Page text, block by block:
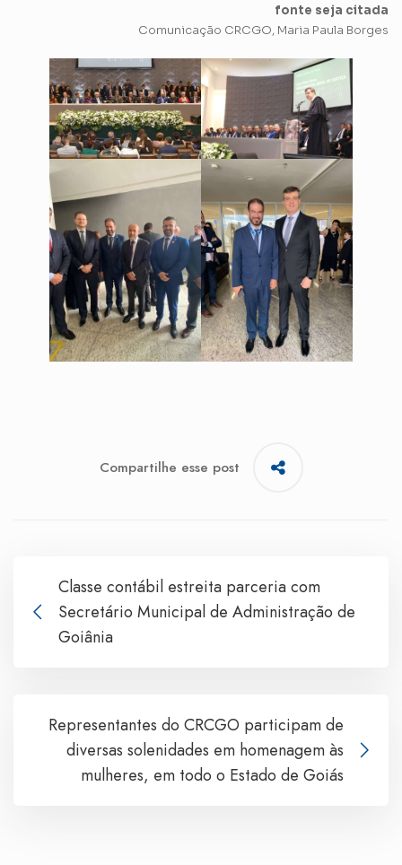
fonte seja citada
Comunicação CRCGO, Maria Paula Borges
Compartilhe esse post
Classe contábil estreita parceria com
Secretário Municipal de Administração de
Goiânia
Representantes do CRCGO participam de
diversas solenidades em homenagem às
mulheres, em todo o Estado de Goiás